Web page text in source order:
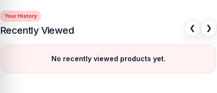
Your History
Recently Viewed ❮ ❯
No recently viewed products yet.